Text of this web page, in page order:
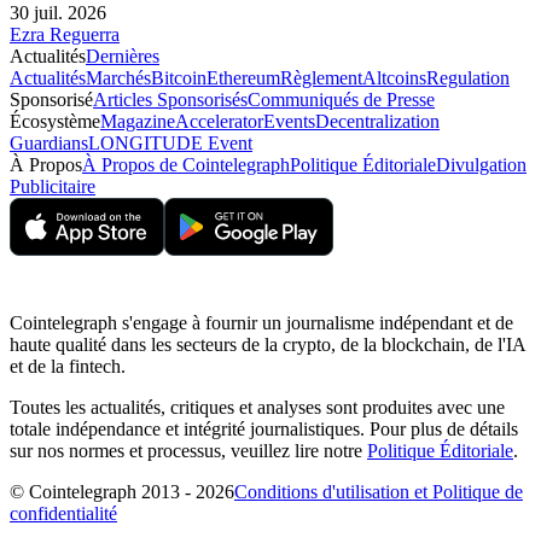
30 juil. 2026
Ezra Reguerra
ActualitésDernières
ActualitésMarchésBitcoinEthereumRèglementAltcoinsRegulation
SponsoriséArticles SponsorisésCommuniqués de Presse
ÉcosystèmeMagazineAcceleratorEventsDecentralization
GuardiansLONGITUDE Event
À ProposÀ Propos de CointelegraphPolitique ÉditorialeDivulgation
Publicitaire
Cointelegraph s'engage à fournir un journalisme indépendant et de
haute qualité dans les secteurs de la crypto, de la blockchain, de l'IA
et de la fintech.
Toutes les actualités, critiques et analyses sont produites avec une
totale indépendance et intégrité journalistiques. Pour plus de détails
sur nos normes et processus, veuillez lire notre Politique Éditoriale.
© Cointelegraph 2013 - 2026Conditions d'utilisation et Politique de
confidentialité